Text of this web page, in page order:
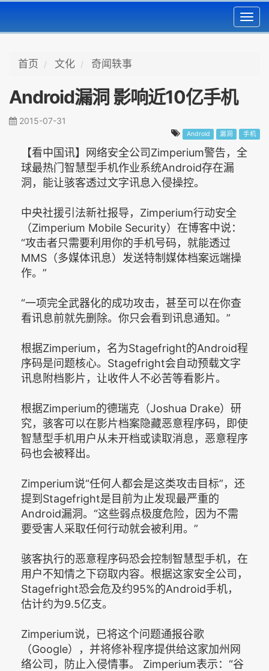
首页 文化 奇闻轶事
Android漏洞 影响近10亿手机
2015-07-31
Android 漏洞 手机
【看中国讯】网络安全公司Zimperium警告，全
球最热门智慧型手机作业系统Android存在漏
洞，能让骇客透过文字讯息入侵操控。
中央社援引法新社报导，Zimperium行动安全
（Zimperium Mobile Security）在博客中说：
“攻击者只需要利用你的手机号码，就能透过
MMS（多媒体讯息）发送特制媒体档案远端操
作。”
“一项完全武器化的成功攻击，甚至可以在你查
看讯息前就先删除。你只会看到讯息通知。”
根据Zimperium，名为Stagefright的Android程
序码是问题核心。Stagefright会自动预载文字
讯息附档影片，让收件人不必苦等看影片。
根据Zimperium的德瑞克（Joshua Drake）研
究，骇客可以在影片档案隐藏恶意程序码，即使
智慧型手机用户从未开档或读取消息，恶意程序
码也会被释出。
Zimperium说“任何人都会是这类攻击目标”，还
提到Stagefright是目前为止发现最严重的
Android漏洞。“这些弱点极度危险，因为不需
要受害人采取任何行动就会被利用。”
骇客执行的恶意程序码恐会控制智慧型手机，在
用户不知情之下窃取内容。根据这家安全公司，
Stagefright恐会危及约95%的Android手机，
估计约为9.5亿支。
Zimperium说，已将这个问题通报谷歌
（Google），并将修补程序提供给这家加州网
络公司，防止入侵情事。 Zimperium表示：“谷